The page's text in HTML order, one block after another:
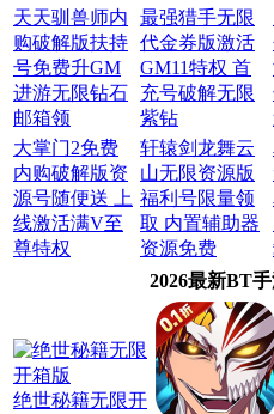
天天驯兽师内
购破解版扶持
号免费升GM
进游无限钻石
邮箱领
最强猎手无限
代金券版激活
GM11特权 首
充号破解无限
紫钻
大掌门2免费
内购破解版资
源号随便送 上
线激活满V至
尊特权
轩辕剑龙舞云
山无限资源版
福利号限量领
取 内置辅助器
资源免费
2026最新BT
绝世秘籍无限开